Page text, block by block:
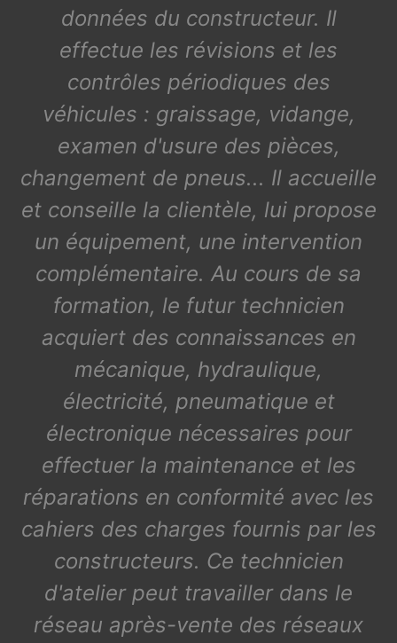
données du constructeur. Il
effectue les révisions et les
contrôles périodiques des
véhicules : graissage, vidange,
examen d'usure des pièces,
changement de pneus... Il accueille
et conseille la clientèle, lui propose
un équipement, une intervention
complémentaire. Au cours de sa
formation, le futur technicien
acquiert des connaissances en
mécanique, hydraulique,
électricité, pneumatique et
électronique nécessaires pour
effectuer la maintenance et les
réparations en conformité avec les
cahiers des charges fournis par les
constructeurs. Ce technicien
d'atelier peut travailler dans le
réseau après-vente des réseaux